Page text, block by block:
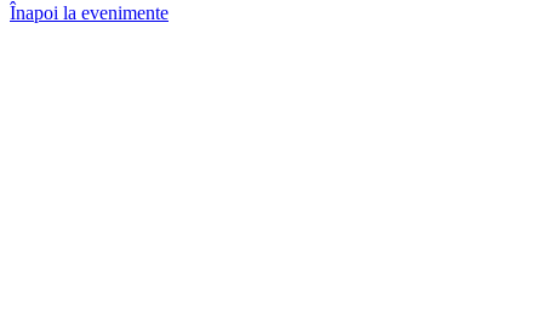
Înapoi la evenimente